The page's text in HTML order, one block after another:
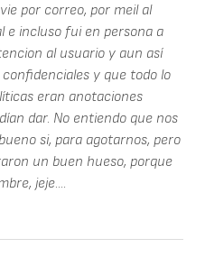
por correo, por meil al
e incluso fui en persona a
al usuario y aun así
y que todo lo
eran anotaciones
dar. No entiendo que nos
si, para agotarnos, pero
un buen hueso, porque
jeje....